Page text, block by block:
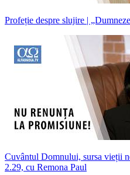
Profeție despre slujire |
Cuvântul Domnului, sursa vieții
2.29, cu Remona Paul